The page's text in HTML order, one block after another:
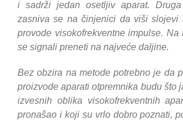
i sadrži jedan osetljiv aparat.
zasniva se na činjenici da viši slojevi
provode visokofrekventne impulse. Na
se signali preneti na najveće daljine.
Bez obzira na metode potrebno je da
proizvode aparati otpremnika budu što
izvesnih oblika visokofrekventnih
pronašao i koji su vrlo dobro poznati,